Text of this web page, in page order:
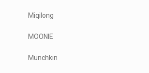
Miqilong
MOONIE
Munchkin